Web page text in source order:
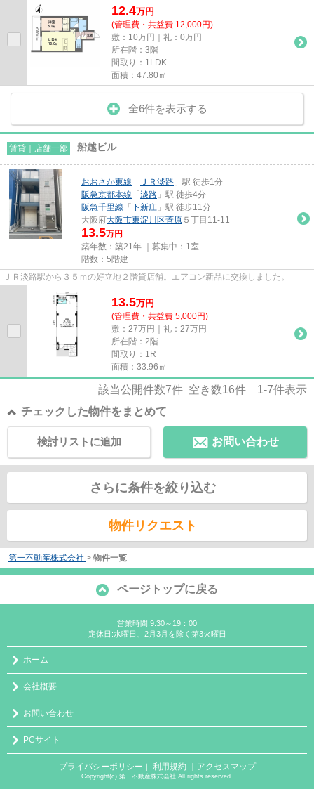
12.4万円
(管理費・共益費 12,000円)
敷：10万円｜礼：0万円
所在階：3階
間取り：1LDK
面積：47.80㎡
全6件を表示する
賃貸｜店舗一部 船越ビル
おおさか東線 「 ＪＲ淡路 」駅 徒歩1分
阪急京都本線 「 淡路 」駅 徒歩4分
阪急千里線 「 下新庄 」駅 徒歩11分
大阪府大阪市東淀川区菅原 ５丁目11-11
13.5万円
築年数：築21年 ｜募集中： 1室
階数：5階建
ＪＲ淡路駅から３５ｍの好立地２階貸店舗。エアコン新品に交換しました。
13.5万円
(管理費・共益費 5,000円)
敷：27万円｜礼：27万円
所在階：2階
間取り：1R
面積：33.96㎡
該当公開件数7件 空き数16件 1-7件表示
チェックした物件をまとめて
お問い合わせ
検討リストに追加
さらに条件を絞り込む
物件リクエスト
第一不動産株式会社 > 物件一覧
ページトップに戻る
営業時間:9:30～19：00
定休日:水曜日、2月3月を除く第3火曜日
ホーム
会社概要
お問い合わせ
PCサイト
プライバシーポリシー ｜ 利用規約 ｜アクセスマップ
Copyright(c) 第一不動産株式会社 All rights reserved.